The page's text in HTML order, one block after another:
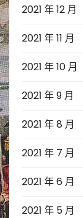
2021 年 12 月
2021 年 11 月
2021 年 10 月
2021 年 9 月
2021 年 8 月
2021 年 7 月
2021 年 6 月
2021 年 5 月